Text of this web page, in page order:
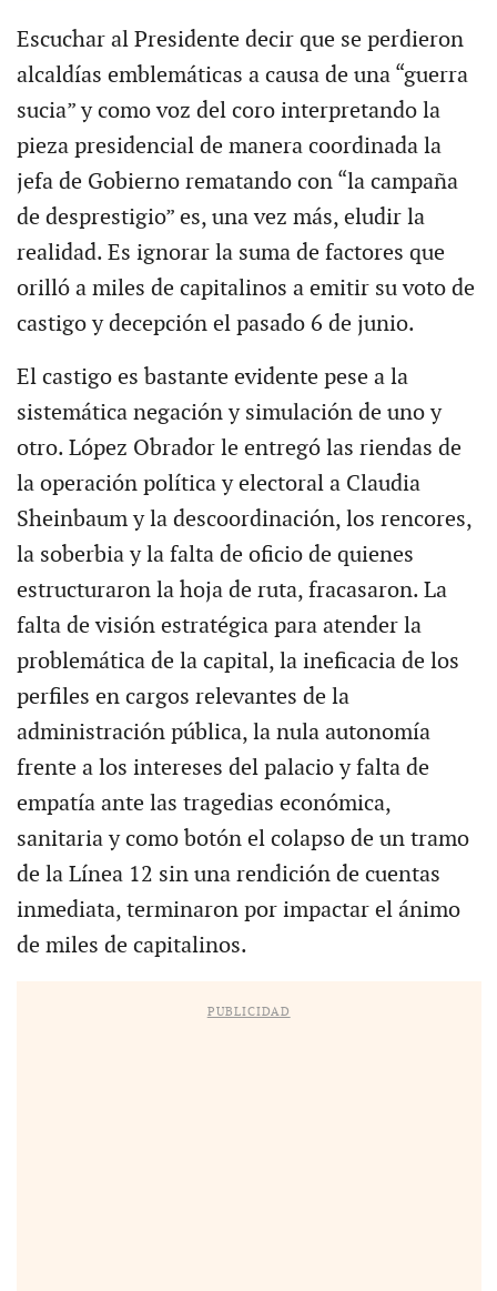
Escuchar al Presidente decir que se perdieron
alcaldías emblemáticas a causa de una “guerra
sucia” y como voz del coro interpretando la
pieza presidencial de manera coordinada la
jefa de Gobierno rematando con “la campaña
de desprestigio” es, una vez más, eludir la
realidad. Es ignorar la suma de factores que
orilló a miles de capitalinos a emitir su voto de
castigo y decepción el pasado 6 de junio.
El castigo es bastante evidente pese a la
sistemática negación y simulación de uno y
otro. López Obrador le entregó las riendas de
la operación política y electoral a Claudia
Sheinbaum y la descoordinación, los rencores,
la soberbia y la falta de oficio de quienes
estructuraron la hoja de ruta, fracasaron. La
falta de visión estratégica para atender la
problemática de la capital, la ineficacia de los
perfiles en cargos relevantes de la
administración pública, la nula autonomía
frente a los intereses del palacio y falta de
empatía ante las tragedias económica,
sanitaria y como botón el colapso de un tramo
de la Línea 12 sin una rendición de cuentas
inmediata, terminaron por impactar el ánimo
de miles de capitalinos.
PUBLICIDAD